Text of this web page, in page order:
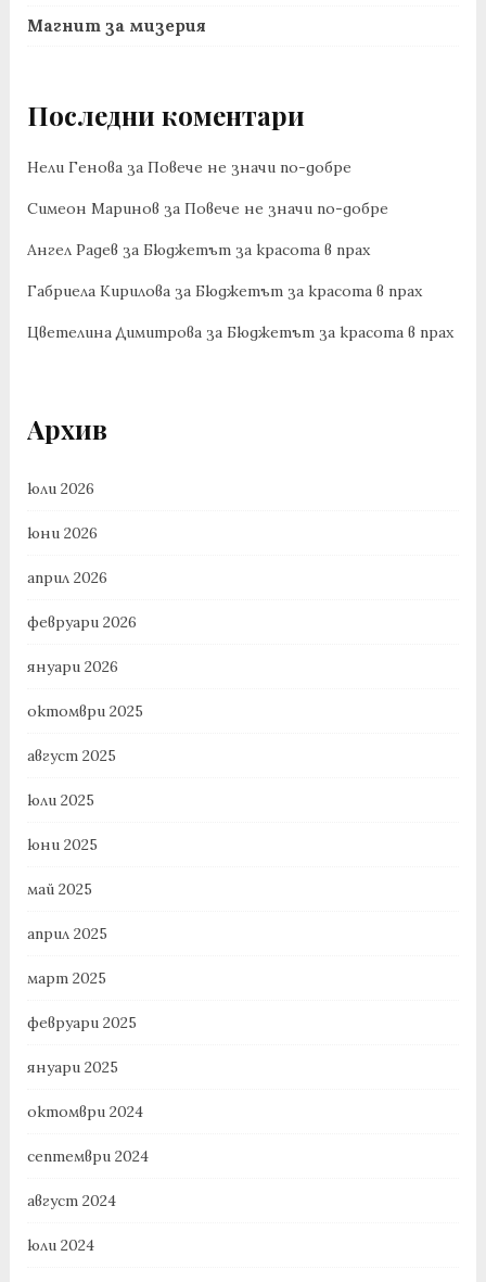
Магнит за мизерия
Последни коментари
Нели Генова за Повече не значи по-добре
Симеон Маринов за Повече не значи по-добре
Ангел Радев за Бюджетът за красота в прах
Габриела Кирилова за Бюджетът за красота в прах
Цветелина Димитрова за Бюджетът за красота в прах
Архив
юли 2026
юни 2026
април 2026
февруари 2026
януари 2026
октомври 2025
август 2025
юли 2025
юни 2025
май 2025
април 2025
март 2025
февруари 2025
януари 2025
октомври 2024
септември 2024
август 2024
юли 2024